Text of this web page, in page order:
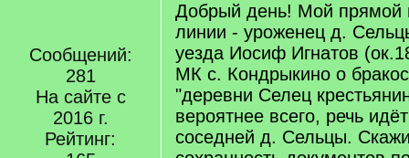
Сообщений:
281
На сайте с
2016 г.
Рейтинг:
Добрый день! Мой прямой
линии - уроженец д.
уезда Иосиф Игнатов
МК с. Кондрыкино о
"деревни Селец
вероятнее всего, речь
соседней д. Сельцы.